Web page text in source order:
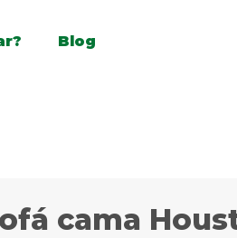
Blog
cama